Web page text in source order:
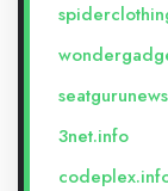
3net.info